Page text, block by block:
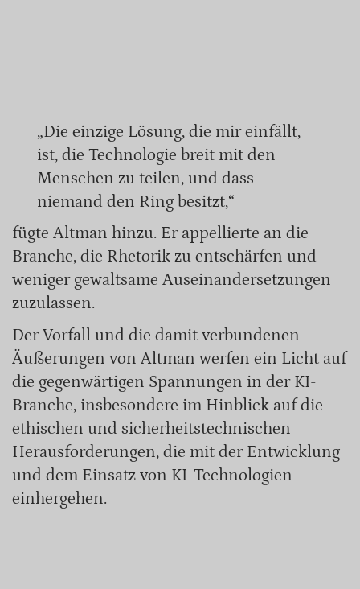
„Die einzige Lösung, die mir einfällt,
ist, die Technologie breit mit den
Menschen zu teilen, und dass
niemand den Ring besitzt,“
fügte Altman hinzu. Er appellierte an die
Branche, die Rhetorik zu entschärfen und
weniger gewaltsame Auseinandersetzungen
zuzulassen.
Der Vorfall und die damit verbundenen
Äußerungen von Altman werfen ein Licht auf
die gegenwärtigen Spannungen in der KI-
Branche, insbesondere im Hinblick auf die
ethischen und sicherheitstechnischen
Herausforderungen, die mit der Entwicklung
und dem Einsatz von KI-Technologien
einhergehen.